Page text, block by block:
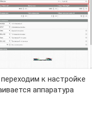
к настройке
аппаратура